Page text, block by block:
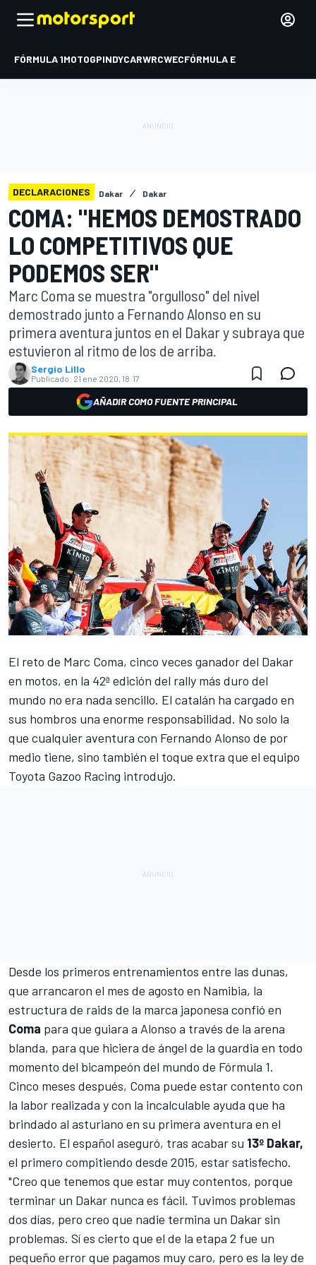
FÓRMULA 1MOTOGPINDYCARWRCWECFÓRMULA E
DECLARACIONES Dakar Dakar
COMA: "HEMOS DEMOSTRADO
LO COMPETITIVOS QUE
PODEMOS SER"
Marc Coma se muestra "orgulloso" del nivel
demostrado junto a Fernando Alonso en su
primera aventura juntos en el Dakar y subraya que
estuvieron al ritmo de los de arriba.
Sergio Lillo
Publicado: 21 ene 2020, 18:17
AÑADIR COMO FUENTE PRINCIPAL
El reto de Marc Coma, cinco veces ganador del Dakar
en motos, en la 42ª edición del rally más duro del
mundo no era nada sencillo. El catalán ha cargado en
sus hombros una enorme responsabilidad. No solo la
que cualquier aventura con Fernando Alonso de por
medio tiene, sino también el toque extra que el equipo
Toyota Gazoo Racing introdujo.
Desde los primeros entrenamientos entre las dunas,
que arrancaron el mes de agosto en Namibia, la
estructura de raids de la marca japonesa confió en
Coma para que guiara a Alonso a través de la arena
blanda, para que hiciera de ángel de la guardia en todo
momento del bicampeón del mundo de Fórmula 1.
Cinco meses después, Coma puede estar contento con
la labor realizada y con la incalculable ayuda que ha
brindado al asturiano en su primera aventura en el
desierto. El español aseguró, tras acabar su 13º Dakar,
el primero compitiendo desde 2015, estar satisfecho.
"Creo que tenemos que estar muy contentos, porque
terminar un Dakar nunca es fácil. Tuvimos problemas
dos días, pero creo que nadie termina un Dakar sin
problemas. Sí es cierto que el de la etapa 2 fue un
pequeño error que pagamos muy caro, pero es la ley de